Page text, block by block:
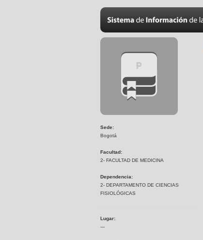
Sede:
Bogotá
Facultad:
2- FACULTAD DE MEDICINA
Dependencia:
2- DEPARTAMENTO DE CIENCIAS
FISIOLÓGICAS
Lugar:
---